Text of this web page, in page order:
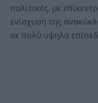
πολιτικές, με
ενίσχυση της
σε πολύ υψηλά